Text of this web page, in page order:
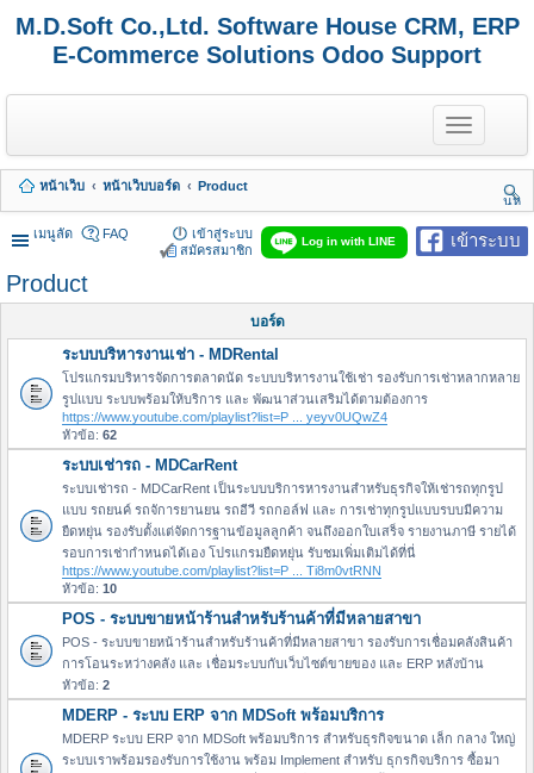
M.D.Soft Co.,Ltd. Software House CRM, ERP
E-Commerce Solutions Odoo Support
T
o
g
e
n
a
g
t
o
หน้าเว็บ หน้าเว็บบอร์ด
Product
นห
า
เมนูลัด
เข้าระบบ
Log in with LINE
FAQ
เข้าสู่ระบบ
สมัครสมาชิก
Product
บอร์ด
ระบบบริหารงานเช่า - MDRental
โปรแกรมบริหารจัดการตลาดนัด ระบบบริหารงานใช้เช่า รองรับการเช่าหลากหลาย
รูปแบบ ระบบพร้อมให้บริการ และ พัฒนาส่วนเสริมได้ตามต้องการ
https://www.youtube.com/playlist?list=P ... yeyv0UQwZ4
หัวข้อ: 62
ระบบเช่ารถ - MDCarRent
ระบบเช่ารถ - MDCarRent เป็นระบบบริการหารงานสำหรับธุรกิจให้เช่ารถทุกรูป
แบบ รถยนค์ รถจัการยานยน รถอีวี รถกอล์ฟ และ การเช่าทุกรูปแบบรบบมีความ
ยืดหยุ่น รองรับตั้งแต่จัดการฐานข้อมูลลูกค้า จนถึงออกใบเสร็จ รายงานภาษี รายได้
รอบการเช่ากำหนดได้เอง โปรแกรมยืดหยุ่น รับชมเพิ่มเติมได้ที่นี่
https://www.youtube.com/playlist?list=P ... Ti8m0vtRNN
หัวข้อ: 10
POS - ระบบขายหน้าร้านสำหรับร้านค้าที่มีหลายสาขา
POS - ระบบขายหน้าร้านสำหรับร้านค้าที่มีหลายสาขา รองรับการเชื่อมคลังสินค้า
การโอนระหว่างคลัง และ เชื่อมระบบกับเว็บไซต์ขายของ และ ERP หลังบ้าน
หัวข้อ: 2
MDERP - ระบบ ERP จาก MDSoft พร้อมบริการ
MDERP ระบบ ERP จาก MDSoft พร้อมบริการ สำหรับธุรกิจขนาด เล็ก กลาง ใหญ่
ระบบเราพร้อมรองรับการใช้งาน พร้อม Implement สำหรับ ธุกรกิจบริการ ซื้อมา